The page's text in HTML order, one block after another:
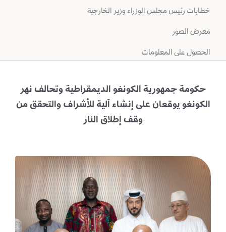
خطابات رئيس مجلس الوزراء وزير الخارجية
معرض الصور
الحصول على المعلومات
حكومة جمهورية الكونغو الديمقراطية وتحالف نهر
الكونغو يوقعان على إنشاء آلية للإشراف والتحقق من
وقف إطلاق النار